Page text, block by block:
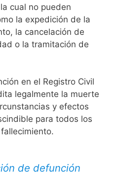
cual no pueden
la expedición de la
la cancelación de
o la tramitación de
en el Registro Civil
legalmente la muerte
y efectos
para todos los
de defunción